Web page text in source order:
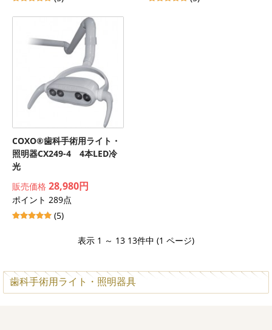
COXO®歯科手術用ライト・
照明器CX249-4 4本LED冷
光
販売価格 28,980円
ポイント 289点
(5)
表示 1 ～ 13 13件中 (1 ページ)
歯科手術用ライト・照明器具